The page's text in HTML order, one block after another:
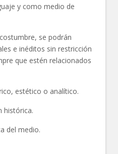
y como medio de
se podrán
e inéditos sin restricción
que estén relacionados
estético o analítico.
histórica.
del medio.